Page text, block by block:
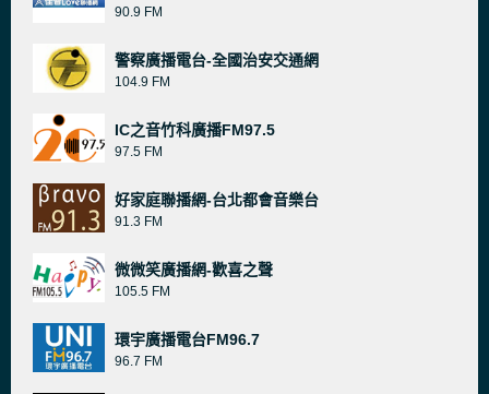
90.9 FM
警察廣播電台-全國治安交通網
104.9 FM
IC之音竹科廣播FM97.5
97.5 FM
好家庭聯播網-台北都會音樂台
91.3 FM
微微笑廣播網-歡喜之聲
105.5 FM
環宇廣播電台FM96.7
96.7 FM